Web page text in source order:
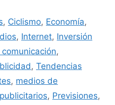
, Ciclismo, Economía,
, Internet, Inversión
,
, Tendencias
, medios de
, Previsiones,